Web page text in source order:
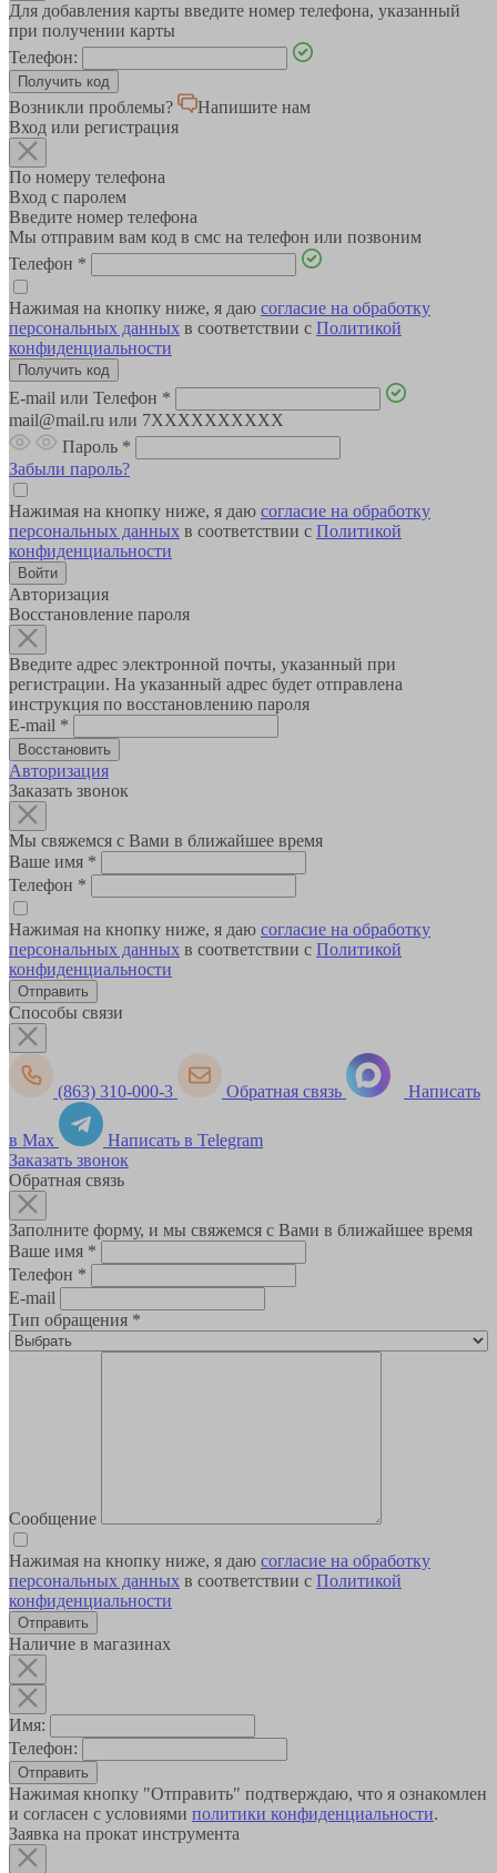
Для добавления карты введите номер телефона, указанный
при получении карты
Телефон:
Возникли проблемы?
Напишите нам
Вход или регистрация
По номеру телефона
Вход с паролем
Введите номер телефона
Мы отправим вам код в смс на телефон или позвоним
Телефон *
Нажимая на кнопку ниже, я даю согласие на обработку
персональных данных в соответствии с Политикой
конфиденциальности
E-mail или Телефон *
mail@mail.ru или 7XXXXXXXXXX
Пароль *
Забыли пароль?
Нажимая на кнопку ниже, я даю согласие на обработку
персональных данных в соответствии с Политикой
конфиденциальности
Авторизация
Восстановление пароля
Введите адрес электронной почты, указанный при
регистрации. На указанный адрес будет отправлена
инструкция по восстановлению пароля
E-mail *
Авторизация
Заказать звонок
Мы свяжемся с Вами в ближайшее время
Ваше имя *
Телефон *
Нажимая на кнопку ниже, я даю согласие на обработку
персональных данных в соответствии с Политикой
конфиденциальности
Способы связи
(863) 310-000-3 Обратная связь Написать
в Max
Написать в Telegram
Заказать звонок
Обратная связь
Заполните форму, и мы свяжемся с Вами в ближайшее время
Ваше имя *
Телефон *
E-mail
Тип обращения *
Сообщение
Нажимая на кнопку ниже, я даю согласие на обработку
персональных данных в соответствии с Политикой
конфиденциальности
Наличие в магазинах
Имя:
Телефон:
Отправить
Нажимая кнопку "Отправить" подтверждаю, что я ознакомлен
и согласен с условиями политики конфиденциальности.
Заявка на прокат инструмента